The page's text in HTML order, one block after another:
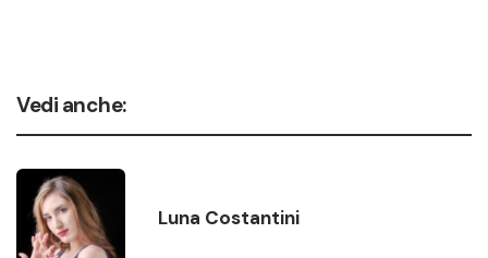
Vedi anche:
Luna Costantini